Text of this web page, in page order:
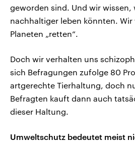
geworden sind. Und wir wissen,
nachhaltiger leben könnten. Wir
Planeten „retten“.
Doch wir verhalten uns
sich Befragungen zufolge 80
artgerechte Tierhaltung, doch
Befragten kauft dann auch
dieser Haltung.
Umweltschutz bedeutet meist